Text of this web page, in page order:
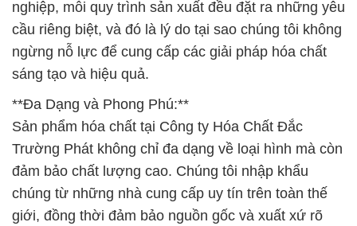
nghiệp, mỗi quy trình sản xuất đều đặt ra những yêu
cầu riêng biệt, và đó là lý do tại sao chúng tôi không
ngừng nỗ lực để cung cấp các giải pháp hóa chất
sáng tạo và hiệu quả.
**Đa Dạng và Phong Phú:**
Sản phẩm hóa chất tại Công ty Hóa Chất Đắc
Trường Phát không chỉ đa dạng về loại hình mà còn
đảm bảo chất lượng cao. Chúng tôi nhập khẩu
chúng từ những nhà cung cấp uy tín trên toàn thế
giới, đồng thời đảm bảo nguồn gốc và xuất xứ rõ